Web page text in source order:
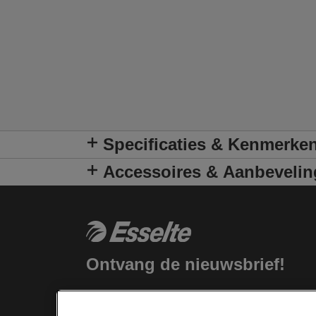
Specificaties &
Accessoires &
Ontvang de nieuwsbrief!
Blijf op de hoogte van nieuwe producten